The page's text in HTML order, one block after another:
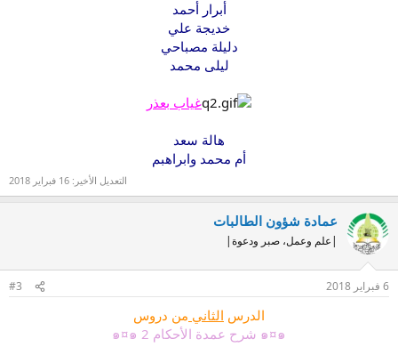
أبرار أحمد
خديجة علي
دليلة مصباحي
ليلى محمد
غياب بعذر
هالة سعد
أم محمد وابراهبم
التعديل الأخير: 16 فبراير 2018
عمادة شؤون الطالبات
|علم وعمل، صبر ودعوة|
6 فبراير 2018 #3
الدرس الثاني من دروس
๑¤๑ شرح عمدة الأحكام 2 ๑¤๑